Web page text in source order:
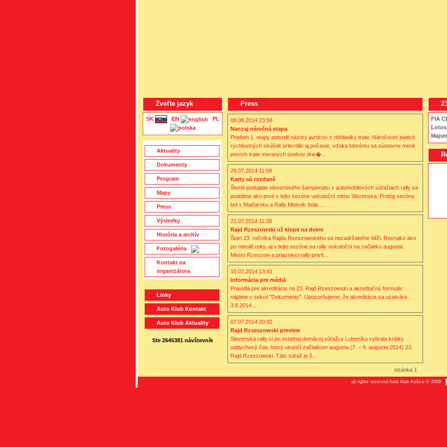
Zvoľte jazyk
SK | EN PL
Aktuality
Dokumenty
Program
Mapy
Press
Výsledky
História a archív
Fotogaléria
Kontakt na
organizátora
Linky
Auto Klub Kontakt
Auto Klub Aktuality
Ste 2645381 návštevník
Press
08.08.2014 23:58
Naozaj náročná etapa
Priebeh 1. etapy potvrdil názory jazdcov z obhliadky trate. Náročnosť piatich
rýchlostných skúšok pritvrdilo aj počasie, vďaka ktorému sa sústavne menil
povrch trate meraných úsekov dne�...
29.07.2014 11:58
Karty sú rozdané
Štvrté podujatie slovenského šampionátu v automobilových súťažiach rally sa
podobne ako prvé v tejto sezóne uskutoční mimo Slovenska. Prológ sezóny
bol v Maďarsku a Rally Miskolc bola ...
21.07.2014 11:38
Rajd Rzeszowski už klope na dvere
Štart 23. ročníka Rajdu Rzeszowského sa nezadržateľne blíži. Rovnako ako
po minulé roky, aj v tejto sezóne sa rally uskutoční na začiatku augusta.
Mesto Rzeszow a priaznivci rally privít...
10.07.2014 13:41
Informácia pre médiá
Pravidlá pre akreditáciu na 23. Rajd Rzeszowski a akredtačný formulár
nájdete v sekcii "Dokumenty". Upozorňujeme, že akreditácia sa uzatvára
3.8.2014....
07.07.2014 20:32
Rajd Rzseszowski preview
Slovenská rally si po ostatnej domácej súťaži v Lubeníku vybrala krátky
oddychový čas, ktorý ukončí začiatkom augusta (7. – 9. augusta 2014) 23.
Rajd Rzeszowski. Táto súťaž je ô...
stránka 1
FIA
Lotos
all rights reserved Auto Klub Košice © 2009